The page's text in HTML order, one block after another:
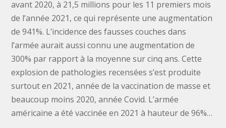
avant 2020, à 21,5 millions pour les 11 premiers mois
de l’année 2021, ce qui représente une augmentation
de 941%. L’incidence des fausses couches dans
l’armée aurait aussi connu une augmentation de
300% par rapport à la moyenne sur cinq ans. Cette
explosion de pathologies recensées s’est produite
surtout en 2021, année de la vaccination de masse et
beaucoup moins 2020, année Covid. L’armée
américaine a été vaccinée en 2021 à hauteur de 96%…